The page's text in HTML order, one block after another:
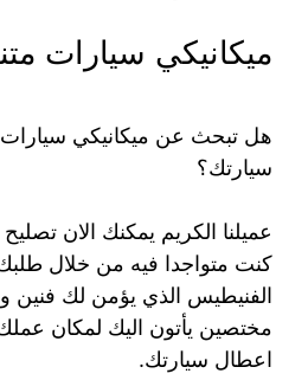
ميكانيكي سيارات
هل تبحث عن ميكانيكي سيارات
سيارتك؟
عميلنا الكريم يمكنك الان
كنت متواجدا فيه من خلال
الفنيطيس الذي يؤمن لك فنين
مختصين يأتون اليك لمكان
اعطال سيارتك.